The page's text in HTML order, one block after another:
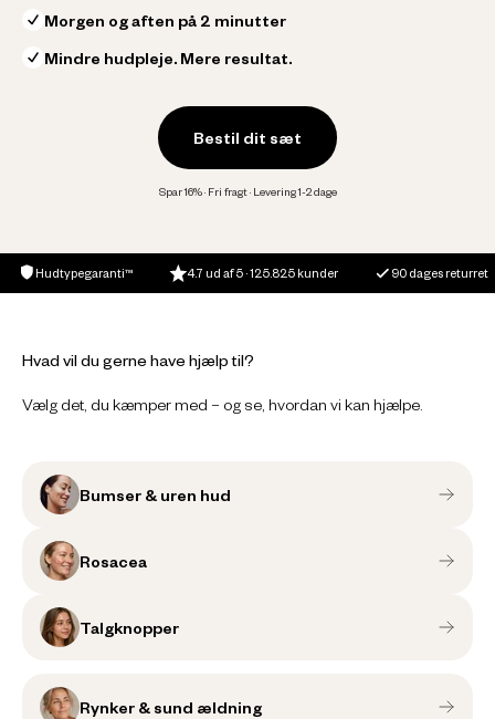
Morgen og aften på 2 minutter
Mindre hudpleje. Mere resultat.
Bestil dit sæt
Spar 16% · Fri fragt · Levering 1-2 dage
4.7 ud af 5 · 125.825 kunder 90 dages returret
Hvad vil du gerne have hjælp til?
Vælg det, du kæmper med – og se, hvordan vi kan hjælpe.
Bumser & uren hud
Rosacea
Talgknopper
Rynker & sund ældning